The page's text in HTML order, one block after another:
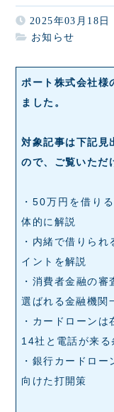
2025年03月18日
お知らせ
ポート株式会社様
ました。
対象記事は下記見
ので、ご覧いただ
・50万円を借り
体的に解説
・ 内緒で借りられ
イントを解説
・ 消費者金融の審
選ばれる金融機関
・ カードローンは
14社と電話が来る
・ 銀行カードロー
向けた打開策